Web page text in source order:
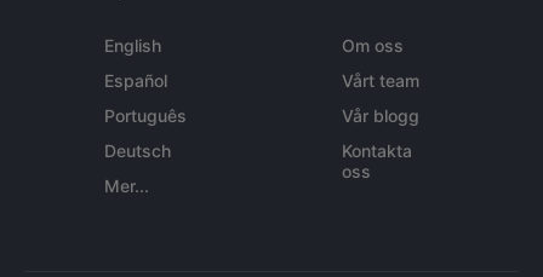
English
Español
Português
Deutsch
Mer...
Om oss
Vårt team
Vår blogg
Kontakta
oss